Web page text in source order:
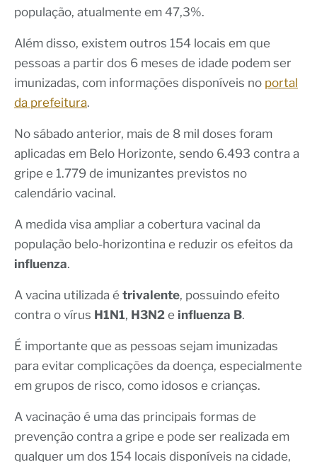
população, atualmente em 47,3%.
Além disso, existem outros 154 locais em que
pessoas a partir dos 6 meses de idade podem ser
imunizadas, com informações disponíveis no portal
da prefeitura.
No sábado anterior, mais de 8 mil doses foram
aplicadas em Belo Horizonte, sendo 6.493 contra a
gripe e 1.779 de imunizantes previstos no
calendário vacinal.
A medida visa ampliar a cobertura vacinal da
população belo-horizontina e reduzir os efeitos da
influenza.
A vacina utilizada é trivalente, possuindo efeito
contra o vírus H1N1, H3N2 e influenza B.
É importante que as pessoas sejam imunizadas
para evitar complicações da doença, especialmente
em grupos de risco, como idosos e crianças.
A vacinação é uma das principais formas de
prevenção contra a gripe e pode ser realizada em
qualquer um dos 154 locais disponíveis na cidade,